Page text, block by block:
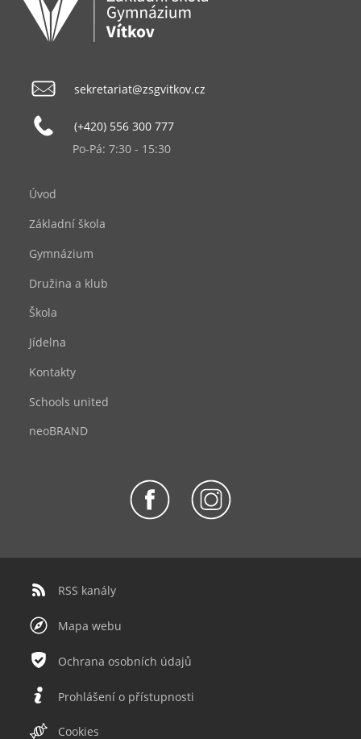
sekretariat@zsgvitkov.cz
(+420) 556 300 777
Po-Pá: 7:30 - 15:30
Úvod
Základní škola
Gymnázium
Družina a klub
Škola
Jídelna
Kontakty
Schools united
neoBRAND
RSS kanály
Mapa webu
Ochrana osobních údajů
Prohlášení o přístupnosti
Cookies